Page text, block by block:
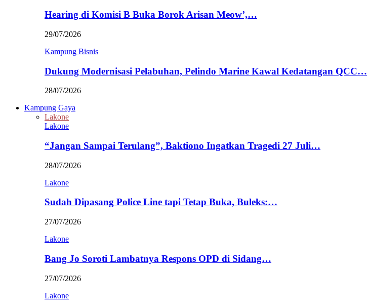
Hearing di Komisi B Buka Borok Arisan Meow’,…
29/07/2026
Kampung Bisnis
Dukung Modernisasi Pelabuhan, Pelindo Marine Kawal Kedatangan QCC…
28/07/2026
Kampung Gaya
Lakone
Lakone
“Jangan Sampai Terulang”, Baktiono Ingatkan Tragedi 27 Juli…
28/07/2026
Lakone
Sudah Dipasang Police Line tapi Tetap Buka, Buleks:…
27/07/2026
Lakone
Bang Jo Soroti Lambatnya Respons OPD di Sidang…
27/07/2026
Lakone